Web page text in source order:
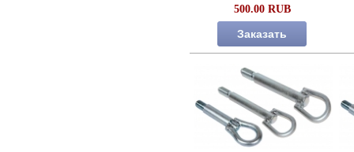
500.00 RUB
Заказать